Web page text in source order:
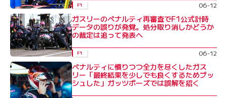
F1 06-12
ガスリーのペナルティ再審査でF1公式計時
データの誤りが発覚。処分取り消しかどうか
の裁定は追って発表へ
F1 06-12
ペナルティに憤りつつ全力を尽くしたガス
リー「最終結果を少しでも良くするためプッ
シュした」ガッツポーズでは誤解を招く